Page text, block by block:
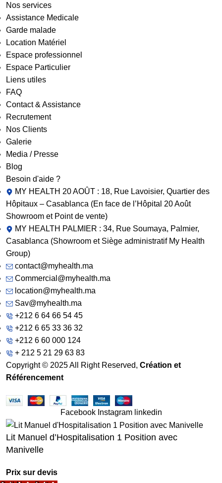
Nos services
Assistance Medicale
Garde malade
Location Matériel
Espace professionnel
Espace Particulier
Liens utiles
FAQ
Contact & Assistance
Recrutement
Nos Clients
Galerie
Media / Presse
Blog
Besoin d'aide ?
MY HEALTH 20 AOÛT : 18, Rue Lavoisier, Quartier des
Hôpitaux – Casablanca (En face de l’Hôpital 20 Août
Showroom et Point de vente)
MY HEALTH PALMIER : 34, Rue Soumaya, Palmier,
Casablanca (Showroom et Siège administratif My Health
Group)
contact@myhealth.ma
Commercial@myhealth.ma
location@myhealth.ma
Sav@myhealth.ma
+212 6 64 66 54 45
+212 6 65 33 36 32
+212 6 60 000 124
+ 212 5 21 29 63 83
Copyright © 2025 All Right Reserved, Création et
Référencement
Facebook Instagram linkedin
Lit Manuel d’Hospitalisation 1 Position avec
Manivelle
Prix sur devis